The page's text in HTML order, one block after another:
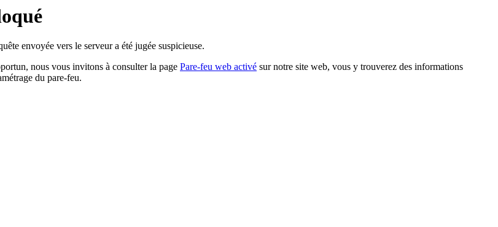
envoyée vers le serveur a été jugée suspicieuse.
nous vous invitons à consulter la page Pare-feu web activé sur notre site web, vous y trouverez des informations
du pare-feu.